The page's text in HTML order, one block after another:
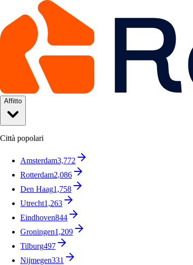
Affitto
Città popolari
Amsterdam3,772
Rotterdam2,086
Den Haag1,758
Utrecht1,263
Eindhoven844
Groningen1,209
Tilburg497
Nijmegen331